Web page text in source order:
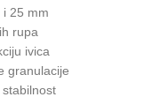
25 mm
rupa
ivica
granulacije